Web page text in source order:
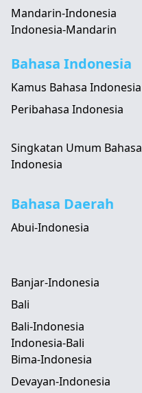
Mandarin-Indonesia
Indonesia-Mandarin
Bahasa Indonesia
Kamus Bahasa Indonesia
Peribahasa Indonesia
Singkatan Umum Bahasa
Indonesia
Bahasa Daerah
Abui-Indonesia
Banjar-Indonesia
Bali
Bali-Indonesia
Indonesia-Bali
Bima-Indonesia
Devayan-Indonesia